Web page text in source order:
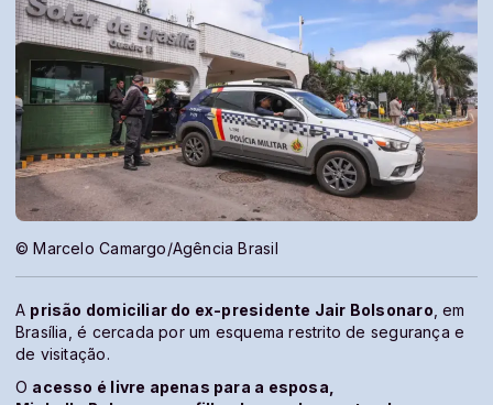
© Marcelo Camargo/Agência Brasil
A prisão domiciliar do ex-presidente Jair Bolsonaro , em
Brasília, é cercada por um esquema restrito de segurança e
de visitação.
O acesso é livre apenas para a esposa,